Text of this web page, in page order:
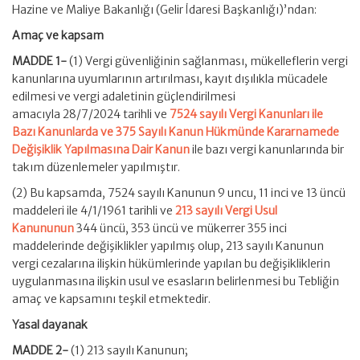
Hazine ve Maliye Bakanlığı (Gelir İdaresi Başkanlığı)’ndan:
Amaç ve kapsam
MADDE 1-(1) Vergi güvenliğinin sağlanması, mükelleflerin vergi
kanunlarına uyumlarının artırılması, kayıt dışılıkla mücadele
edilmesi ve vergi adaletinin güçlendirilmesi
amacıyla 28/7/2024 tarihli ve 7524 sayılı Vergi Kanunları ile
Bazı Kanunlarda ve 375 Sayılı Kanun Hükmünde Kararnamede
Değişiklik Yapılmasına Dair Kanunile bazı vergi kanunlarında bir
takım düzenlemeler yapılmıştır.
(2) Bu kapsamda, 7524 sayılı Kanunun 9 uncu, 11 inci ve 13 üncü
maddeleri ile 4/1/1961 tarihli ve 213 sayılı Vergi Usul
Kanununun344 üncü, 353 üncü ve mükerrer 355 inci
maddelerinde değişiklikler yapılmış olup, 213 sayılı Kanunun
vergi cezalarına ilişkin hükümlerinde yapılan bu değişikliklerin
uygulanmasına ilişkin usul ve esasların belirlenmesi bu Tebliğin
amaç ve kapsamını teşkil etmektedir.
Yasal dayanak
MADDE 2-(1) 213 sayılı Kanunun;